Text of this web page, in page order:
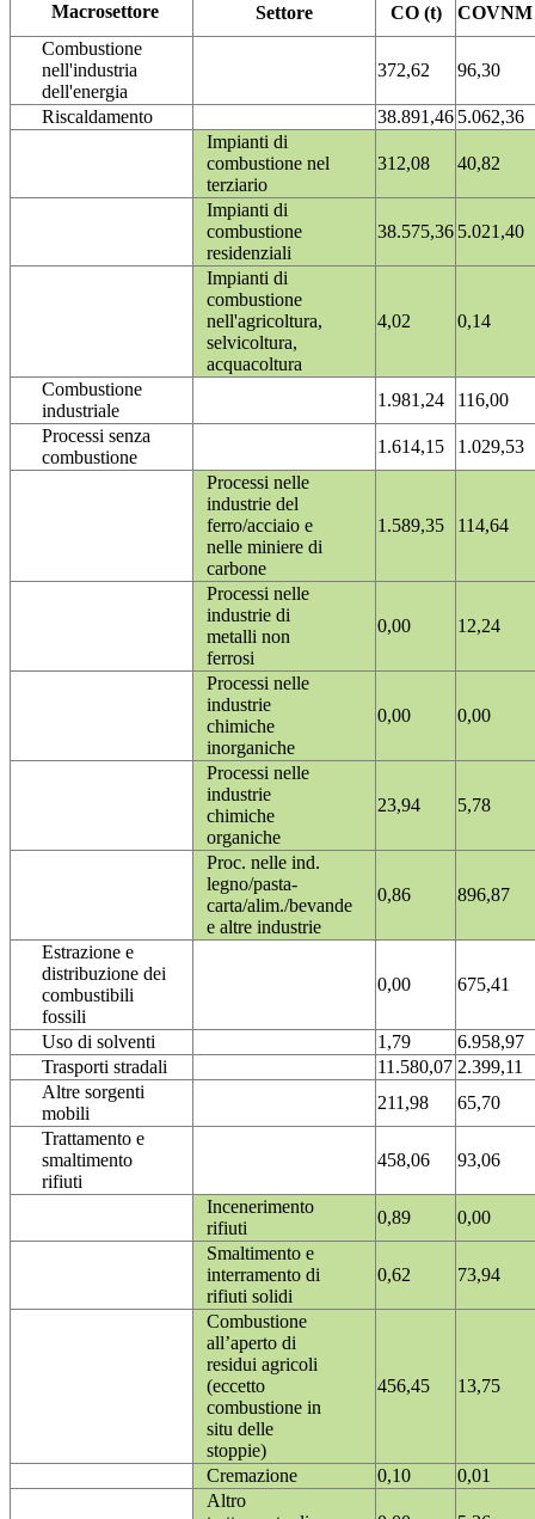
Macrosettore Settore CO (t)
COVNM
Combustione
nell'industria
dell'energia
372,62 96,30
Riscaldamento 38.891,46 5.062,36
Impianti di
combustione nel
terziario
312,08 40,82
Impianti di
combustione
residenziali
38.575,36 5.021,40
Impianti di
combustione
nell'agricoltura,
selvicoltura,
acquacoltura
4,02 0,14
Combustione
industriale
1.981,24
116,00
Processi senza
combustione
1.614,15
1.029,53
Processi nelle
industrie del
ferro/acciaio e
nelle miniere di
carbone
1.589,35 114,64
Processi nelle
industrie di
metalli non
ferrosi
0,00 12,24
Processi nelle
industrie
chimiche
inorganiche
0,00 0,00
Processi nelle
industrie
chimiche
organiche
23,94 5,78
Proc. nelle ind.
legno/pasta-
carta/alim./bevande
e altre industrie
0,86 896,87
Estrazione e
distribuzione dei
combustibili
fossili
0,00 675,41
Uso di solventi 1,79
6.958,97
Trasporti stradali
11.580,07 2.399,11
Altre sorgenti
mobili
211,98
65,70
Trattamento e
smaltimento
rifiuti
458,06 93,06
Incenerimento
rifiuti
0,89
0,00
Smaltimento e
interramento di
rifiuti solidi
0,62 73,94
Combustione
all’aperto di
residui agricoli
(eccetto
combustione in
situ delle
stoppie)
456,45 13,75
Cremazione 0,10
0,01
Altro